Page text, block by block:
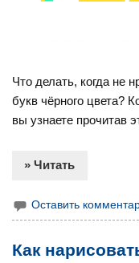
Что делать, когда не
букв чёрного цвета?
вы узнаете прочитав
» Читать
Оставить
Как